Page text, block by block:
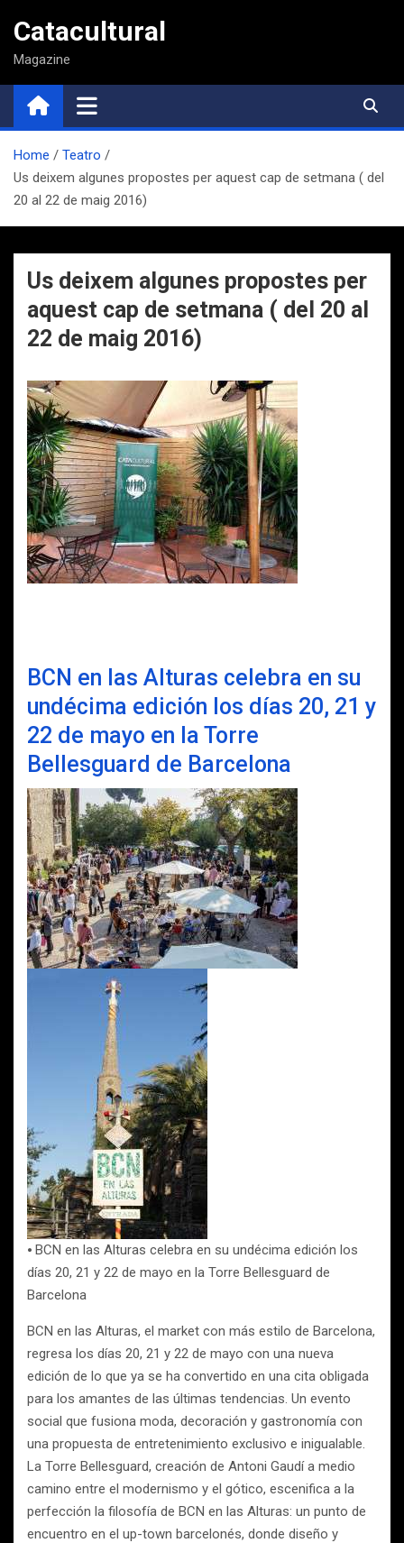
contenido
Catacultural
Magazine
Home
Teatro
Us deixem algunes propostes per aquest cap de setmana ( del
20 al 22 de maig 2016)
Us deixem algunes propostes per
aquest cap de setmana ( del 20 al
22 de maig 2016)
BCN en las Alturas celebra en su
undécima edición los días 20, 21 y
22 de mayo en la Torre
Bellesguard de Barcelona
⦁ BCN en las Alturas celebra en su undécima edición los
días 20, 21 y 22 de mayo en la Torre Bellesguard de
Barcelona
BCN en las Alturas, el market con más estilo de Barcelona,
regresa los días 20, 21 y 22 de mayo con una nueva
edición de lo que ya se ha convertido en una cita obligada
para los amantes de las últimas tendencias. Un evento
social que fusiona moda, decoración y gastronomía con
una propuesta de entretenimiento exclusivo e inigualable.
La Torre Bellesguard, creación de Antoni Gaudí a medio
camino entre el modernismo y el gótico, escenifica a la
perfección la filosofía de BCN en las Alturas: un punto de
encuentro en el up-town barcelonés, donde diseño y